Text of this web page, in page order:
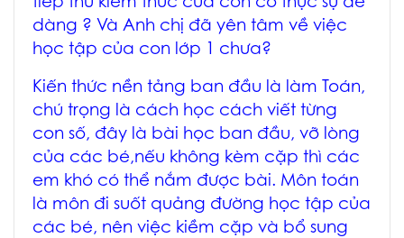
dàng ? Và Anh chị đã yên tâm về việc
học tập của con lớp 1 chưa?
Kiến thức nền tảng ban đầu là làm Toán,
chú trọng là cách học cách viết từng
con số, đây là bài học ban đầu, vỡ lòng
của các bé,nếu không kèm cặp thì các
em khó có thể nắm được bài. Môn toán
là môn đi suốt quảng đường học tập của
các bé, nên việc kiềm cặp và bổ sung